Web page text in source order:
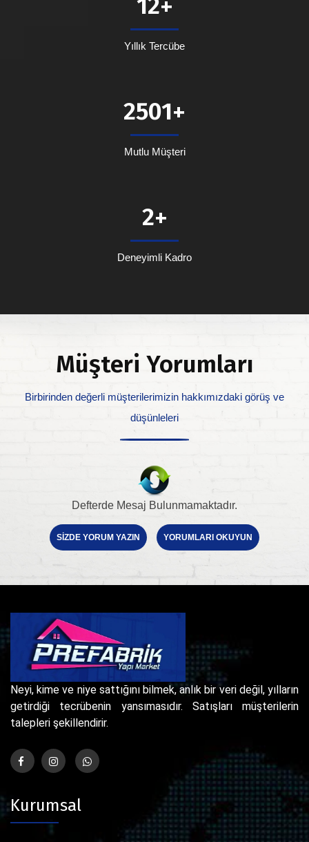
Yıllık Tercübe
2501
Mutlu Müşteri
2
Deneyimli Kadro
Müşteri Yorumları
Birbirinden değerli müşterilerimizin hakkımızdaki görüş ve
düşünleleri
Defterde Mesaj Bulunmamaktadır.
SİZDE YORUM YAZIN YORUMLARI OKUYUN
Neyi, kime ve niye sattığını bilmek, anlık bir veri değil, yılların
getirdiği tecrübenin yansımasıdır. Satışları müşterilerin
talepleri şekillendirir.
Kurumsal